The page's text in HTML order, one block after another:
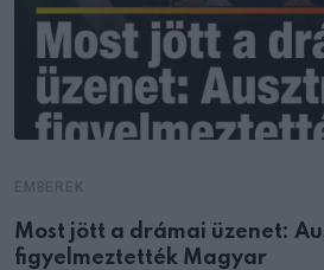
Most jött a drámai üzenet:
figyelmeztették Magyar